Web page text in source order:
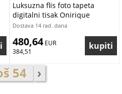
Luksuzna flis foto tapeta
digitalni tisak Onirique
OND22090 | 300 x 300 cm |
Dostava 14 rad. dana
480,64 EUR
384,51
54 ›